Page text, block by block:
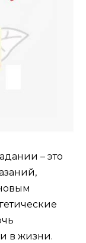
– это
в жизни.